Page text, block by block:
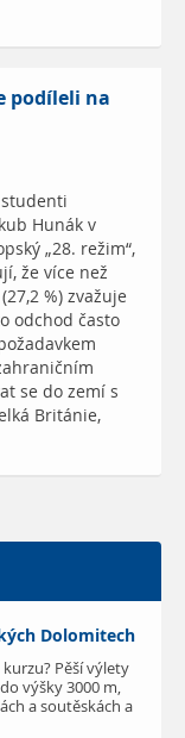
podíleli na
Hunák v
„28. režim“,
že více než
%) zvažuje
odchod často
se do zemí s
Británie,
Dolomitech
Pěší výlety
výšky 3000 m,
a soutěskách a